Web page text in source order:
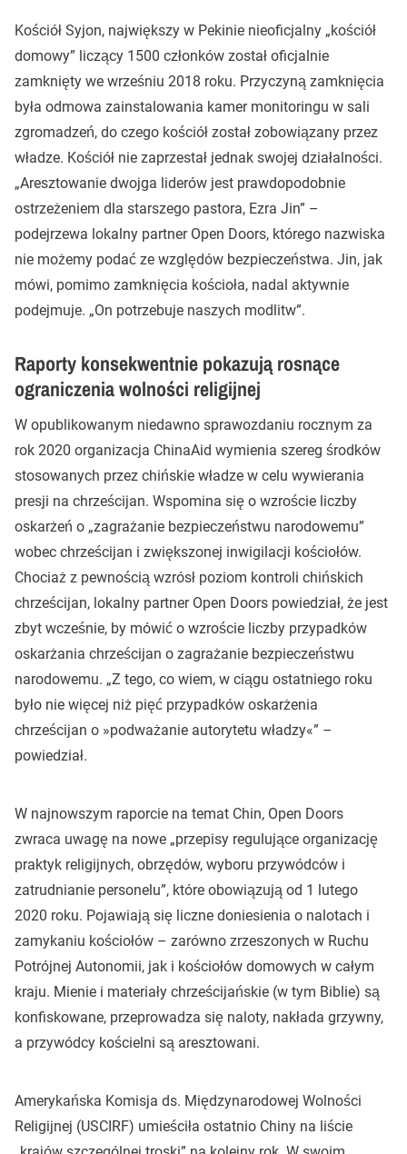
Kościół Syjon, największy w Pekinie nieoficjalny „kościół
domowy” liczący 1500 członków został oficjalnie
zamknięty we wrześniu 2018 roku. Przyczyną zamknięcia
była odmowa zainstalowania kamer monitoringu w sali
zgromadzeń, do czego kościół został zobowiązany przez
władze. Kościół nie zaprzestał jednak swojej działalności.
„Aresztowanie dwojga liderów jest prawdopodobnie
ostrzeżeniem dla starszego pastora, Ezra Jin” –
podejrzewa lokalny partner Open Doors, którego nazwiska
nie możemy podać ze względów bezpieczeństwa. Jin, jak
mówi, pomimo zamknięcia kościoła, nadal aktywnie
podejmuje. „On potrzebuje naszych modlitw”.
Raporty konsekwentnie pokazują rosnące
ograniczenia wolności religijnej
W opublikowanym niedawno sprawozdaniu rocznym za
rok 2020 organizacja ChinaAid wymienia szereg środków
stosowanych przez chińskie władze w celu wywierania
presji na chrześcijan. Wspomina się o wzroście liczby
oskarżeń o „zagrażanie bezpieczeństwu narodowemu”
wobec chrześcijan i zwiększonej inwigilacji kościołów.
Chociaż z pewnością wzrósł poziom kontroli chińskich
chrześcijan, lokalny partner Open Doors powiedział, że jest
zbyt wcześnie, by mówić o wzroście liczby przypadków
oskarżania chrześcijan o zagrażanie bezpieczeństwu
narodowemu. „Z tego, co wiem, w ciągu ostatniego roku
było nie więcej niż pięć przypadków oskarżenia
chrześcijan o »podważanie autorytetu władzy«” –
powiedział.
W najnowszym raporcie na temat Chin, Open Doors
zwraca uwagę na nowe „przepisy regulujące organizację
praktyk religijnych, obrzędów, wyboru przywódców i
zatrudnianie personelu”, które obowiązują od 1 lutego
2020 roku. Pojawiają się liczne doniesienia o nalotach i
zamykaniu kościołów – zarówno zrzeszonych w Ruchu
Potrójnej Autonomii, jak i kościołów domowych w całym
kraju. Mienie i materiały chrześcijańskie (w tym Biblie) są
konfiskowane, przeprowadza się naloty, nakłada grzywny,
a przywódcy kościelni są aresztowani.
Amerykańska Komisja ds. Międzynarodowej Wolności
Religijnej (USCIRF) umieściła ostatnio Chiny na liście